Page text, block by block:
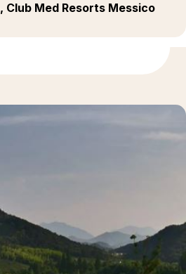
, Club Med Resorts Messico